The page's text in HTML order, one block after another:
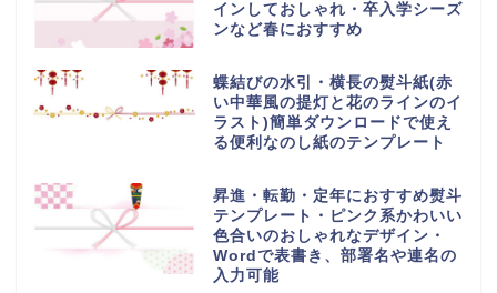
インしておしゃれ・卒入学シーズ
ンなど春におすすめ
蝶結びの水引・横長の熨斗紙(赤
い中華風の提灯と花のラインのイ
ラスト)簡単ダウンロードで使え
る便利なのし紙のテンプレート
昇進・転勤・定年におすすめ熨斗
テンプレート・ピンク系かわいい
色合いのおしゃれなデザイン・
Wordで表書き、部署名や連名の
入力可能